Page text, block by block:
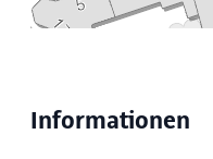
Informationen